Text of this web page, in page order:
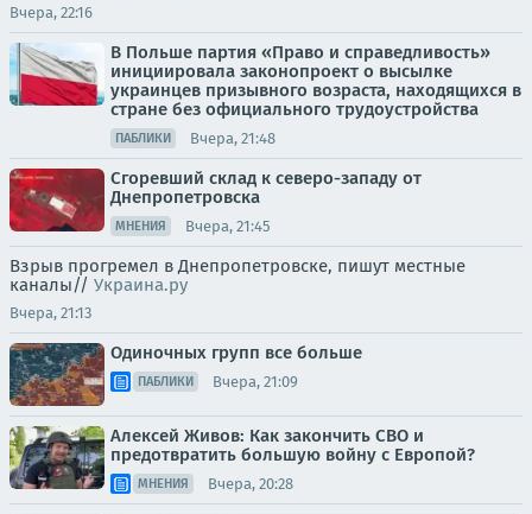
Вчера, 22:16
В Польше партия «Право и справедливость»
инициировала законопроект о высылке
украинцев призывного возраста, находящихся в
стране без официального трудоустройства
ПАБЛИКИ Вчера, 21:48
Сгоревший склад к северо-западу от
Днепропетровска
МНЕНИЯ Вчера, 21:45
Взрыв прогремел в Днепропетровске, пишут местные
каналы// Украина.ру
Вчера, 21:13
Одиночных групп все больше
ПАБЛИКИ Вчера, 21:09
Алексей Живов: Как закончить СВО и
предотвратить большую войну с Европой?
МНЕНИЯ Вчера, 20:28